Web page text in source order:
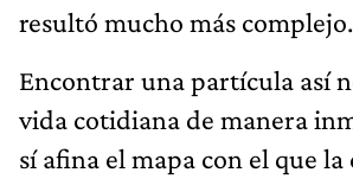
resultó mucho más complejo.
Encontrar una partícula así
vida cotidiana de manera
sí afina el mapa con el que la